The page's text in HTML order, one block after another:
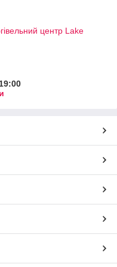
центр Lake